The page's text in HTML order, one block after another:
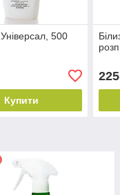
500
Купити
225